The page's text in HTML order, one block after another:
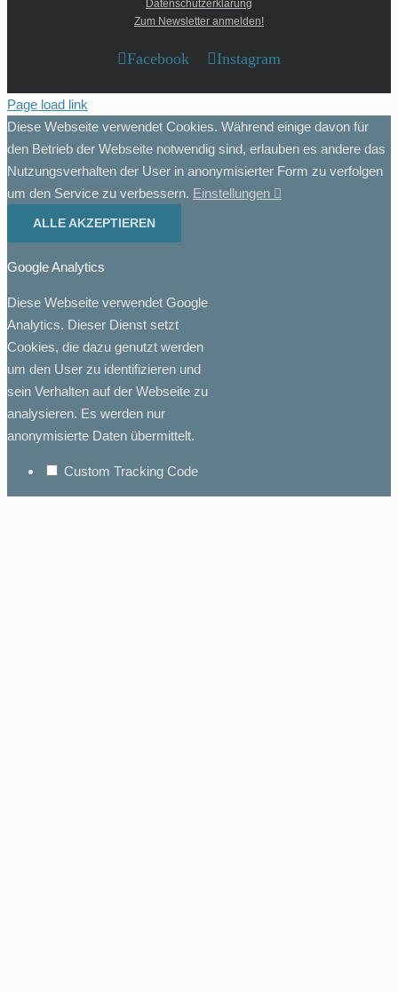
Datenschutzerklärung
Zum Newsletter anmelden!
Facebook Instagram
Page load link
Diese Webseite verwendet Cookies. Während einige davon für
den Betrieb der Webseite notwendig sind, erlauben es andere das
Nutzungsverhalten der User in anonymisierter Form zu verfolgen
um den Service zu verbessern. Einstellungen
ALLE AKZEPTIEREN
Google Analytics
Diese Webseite verwendet Google
Analytics. Dieser Dienst setzt
Cookies, die dazu genutzt werden
um den User zu identifizieren und
sein Verhalten auf der Webseite zu
analysieren. Es werden nur
anonymisierte Daten übermittelt.
Custom Tracking Code